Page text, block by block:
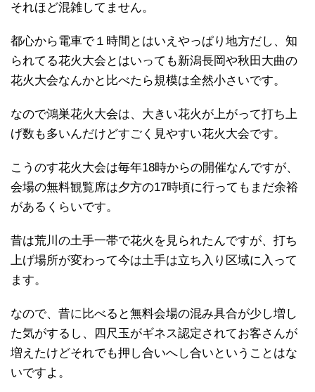
それほど混雑してません。
都心から電車で１時間とはいえやっぱり地方だし、知
られてる花火大会とはいっても新潟長岡や秋田大曲の
花火大会なんかと比べたら規模は全然小さいです。
なので鴻巣花火大会は、大きい花火が上がって打ち上
げ数も多いんだけどすごく見やすい花火大会です。
こうのす花火大会は毎年18時からの開催なんですが、
会場の無料観覧席は夕方の17時頃に行ってもまだ余裕
があるくらいです。
昔は荒川の土手一帯で花火を見られたんですが、打ち
上げ場所が変わって今は土手は立ち入り区域に入って
ます。
なので、昔に比べると無料会場の混み具合が少し増し
た気がするし、四尺玉がギネス認定されてお客さんが
増えたけどそれでも押し合いへし合いということはな
いですよ。